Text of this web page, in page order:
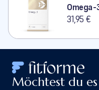
31,95 €
Möchtest du